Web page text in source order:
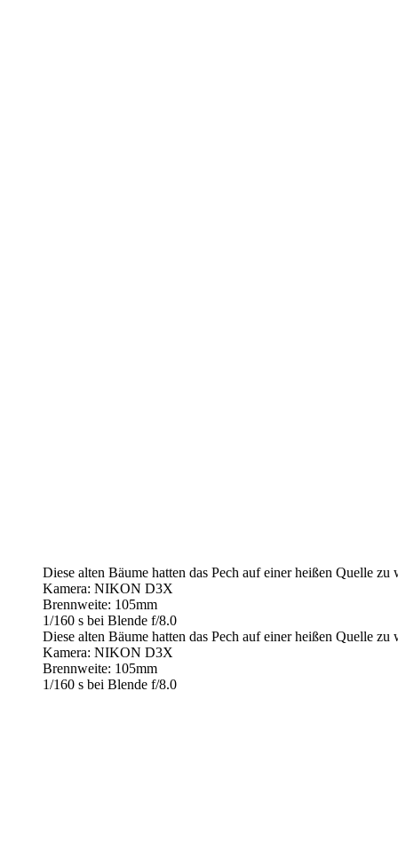
Diese alten Bäume hatten das Pech auf einer heißen Quelle zu
Kamera: NIKON D3X
Brennweite: 105mm
1/160 s bei Blende f/8.0
Diese alten Bäume hatten das Pech auf einer heißen Quelle zu
Kamera: NIKON D3X
Brennweite: 105mm
1/160 s bei Blende f/8.0